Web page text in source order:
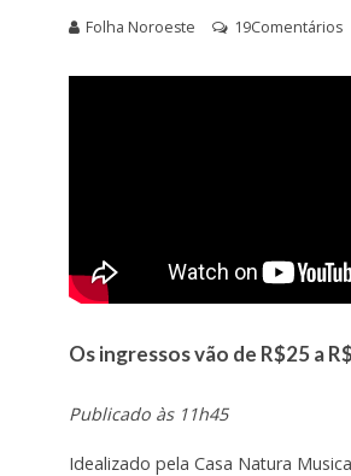
Folha Noroeste 19Comentários
Os ingressos vão de R$25 a
Publicado às 11h45
Idealizado pela Casa Natura